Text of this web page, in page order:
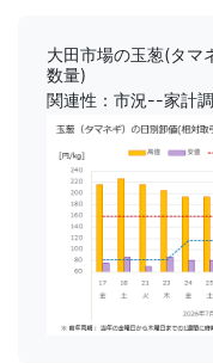
大田市場の玉葱(タマ
数量)
関連性：市況--家計